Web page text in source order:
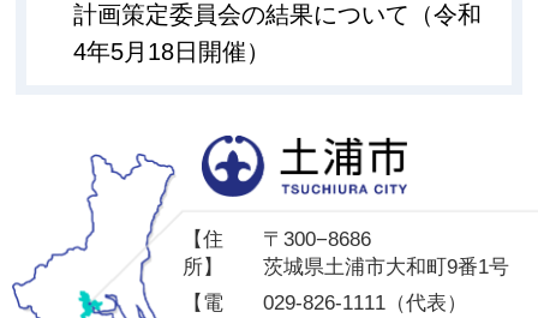
計画策定委員会の結果について（令和
4年5月18日開催）
【住
所】
〒300−8686
茨城県土浦市大和町9番1号
【電
029-826-1111（代表）